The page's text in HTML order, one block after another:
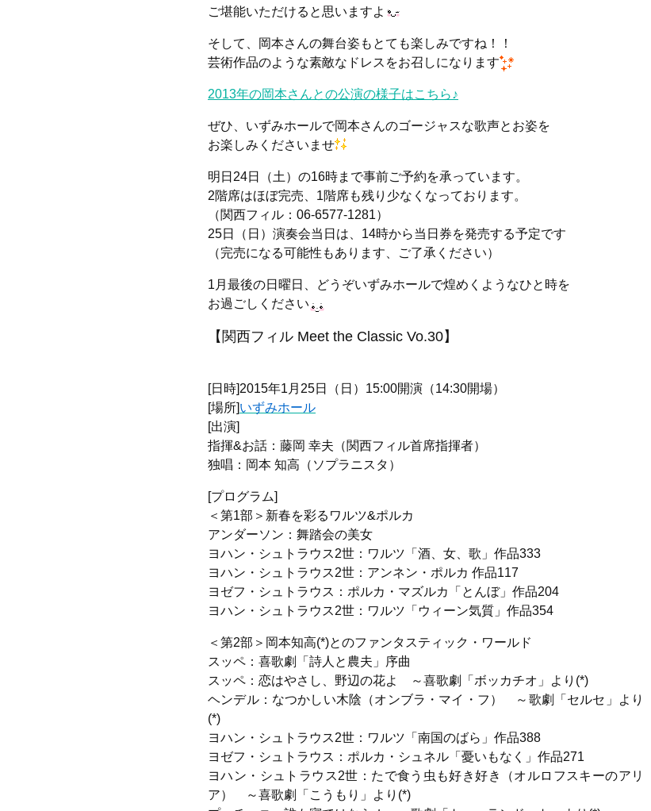
ご堪能いただけると思いますよ
そして、岡本さんの舞台姿もとても楽しみですね！！
芸術作品のような素敵なドレスをお召しになります
2013年の岡本さんとの公演の様子はこちら♪
ぜひ、いずみホールで岡本さんのゴージャスな歌声とお姿を
お楽しみくださいませ
明日24日（土）の16時まで事前ご予約を承っています。
2階席はほぼ完売、1階席も残り少なくなっております。
（関西フィル：06-6577-1281）
25日（日）演奏会当日は、14時から当日券を発売する予定です
（完売になる可能性もあります、ご了承ください）
1月最後の日曜日、どうぞいずみホールで煌めくようなひと時を
お過ごしください
【関西フィル Meet the Classic Vo.30】
[日時]2015年1月25日（日）15:00開演（14:30開場）
[場所]いずみホール
[出演]
指揮&お話：藤岡 幸夫（関西フィル首席指揮者）
独唱：岡本 知高（ソプラニスタ）
[プログラム]
＜第1部＞新春を彩るワルツ&ポルカ
アンダーソン：舞踏会の美女
ヨハン・シュトラウス2世：ワルツ「酒、女、歌」作品333
ヨハン・シュトラウス2世：アンネン・ポルカ 作品117
ヨゼフ・シュトラウス：ポルカ・マズルカ「とんぼ」作品204
ヨハン・シュトラウス2世：ワルツ「ウィーン気質」作品354
＜第2部＞岡本知高(*)とのファンタスティック・ワールド
スッペ：喜歌劇「詩人と農夫」序曲
スッペ：恋はやさし、野辺の花よ ～喜歌劇「ボッカチオ」より(*)
ヘンデル：なつかしい木陰（オンブラ・マイ・フ） ～歌劇「セルセ」より
(*)
ヨハン・シュトラウス2世：ワルツ「南国のばら」作品388
ヨゼフ・シュトラウス：ポルカ・シュネル「憂いもなく」作品271
ヨハン・シュトラウス2世：たで食う虫も好き好き（オルロフスキーのアリ
ア） ～喜歌劇「こうもり」より(*)